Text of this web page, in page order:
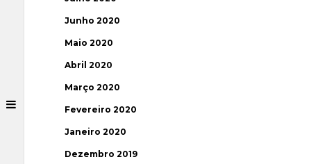
Junho 2020
Maio 2020
Abril 2020
Março 2020
Fevereiro 2020
Janeiro 2020
Dezembro 2019